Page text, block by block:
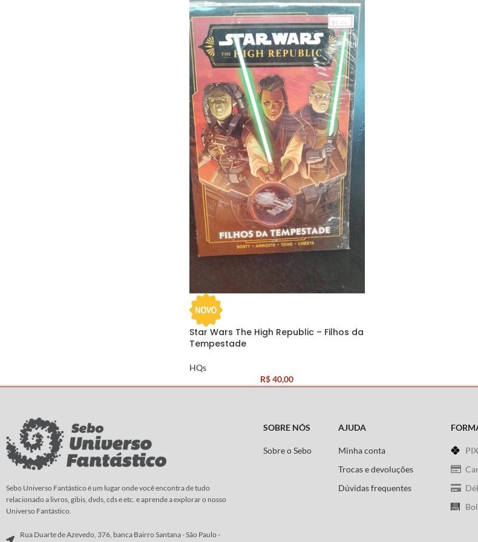
Star Wars The High Republic – Filhos da
Tempestade
HQs
R$40,00
Sebo Universo Fantástico é um lugar onde você encontra de tudo
relacionado a livros, gibis, dvds, cds e etc. e aprende a explorar o nosso
Universo Fantástico.
Rua Duarte de Azevedo, 376, banca Bairro Santana - São Paulo -
SOBRE NÓS
Sobre o Sebo
AJUDA
Minha conta
Trocas e devoluções
Dúvidas frequentes
PIX